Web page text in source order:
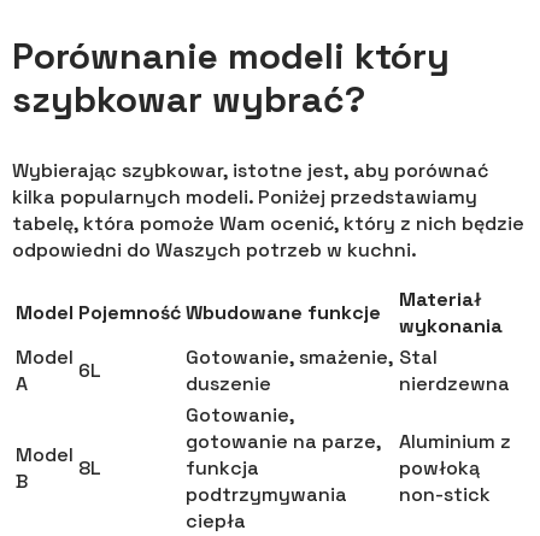
Porównanie modeli który
szybkowar wybrać?
Wybierając szybkowar, istotne jest, aby porównać
kilka popularnych modeli. Poniżej przedstawiamy
tabelę, która pomoże Wam ocenić, który z nich będzie
odpowiedni do Waszych potrzeb w kuchni.
Model PojemnośćWbudowane funkcje
Materiał
wykonania
Model
A
6L
Gotowanie, smażenie,
duszenie
Stal
nierdzewna
Model
B
8L
Gotowanie,
gotowanie na parze,
funkcja
podtrzymywania
ciepła
Aluminium z
powłoką
non-stick